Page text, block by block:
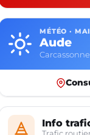
MÉTÉO ·
Aude
Info